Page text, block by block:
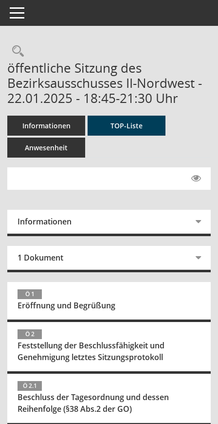
Toggle navigation
Rechercheauswahl
öffentliche Sitzung des
Bezirksausschusses II-Nordwest -
22.01.2025 - 18:45-21:30 Uhr
Informationen TOP-Liste
Anwesenheit
Informationen
1 Dokument
Ö 1
Eröffnung und Begrüßung
Ö 2
Feststellung der Beschlussfähigkeit und
Genehmigung letztes Sitzungsprotokoll
Ö 2.1
Beschluss der Tagesordnung und dessen
Reihenfolge (§38 Abs.2 der GO)